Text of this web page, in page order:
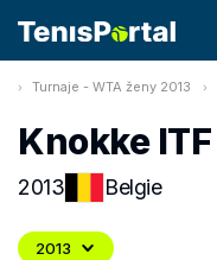
Turnaje - WTA ženy 2013
Knokke ITF
2013 Belgie
2013